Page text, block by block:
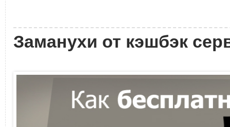
Заманухи от кэшбэк